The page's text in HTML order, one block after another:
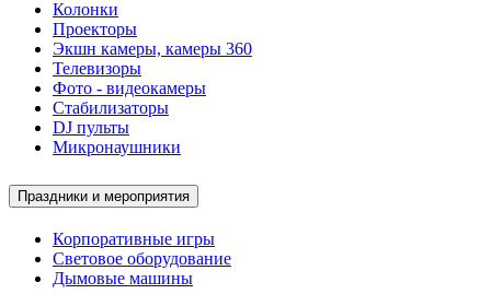
Колонки
Проекторы
Экшн камеры, камеры 360
Телевизоры
Фото - видеокамеры
Стабилизаторы
DJ пульты
Микронаушники
Праздники и мероприятия
Корпоративные игры
Световое оборудование
Дымовые машины